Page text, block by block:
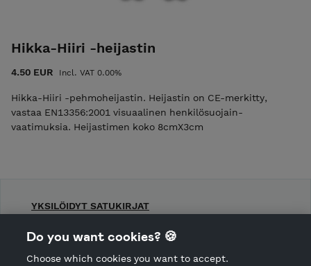
Hikka-Hiiri -heijastin
4.50 EUR Incl. VAT 0.00%
Hikka-Hiiri -pehmoheijastin. Heijastin on CE-merkitty,
vastaa EN13356:2001 visuaalinen henkilösuojain-
vaatimuksia. Heijastimen koko 8cmX3cm
YKSILÖIDYT SATUKIRJAT
Shop privacy policy
Do you want cookies? 🍪
Choose which cookies you want to accept.